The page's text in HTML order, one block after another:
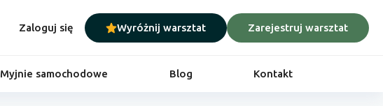
Zaloguj się Wyróżnij warsztat Zarejestruj warsztat
Myjnie samochodowe Blog Kontakt